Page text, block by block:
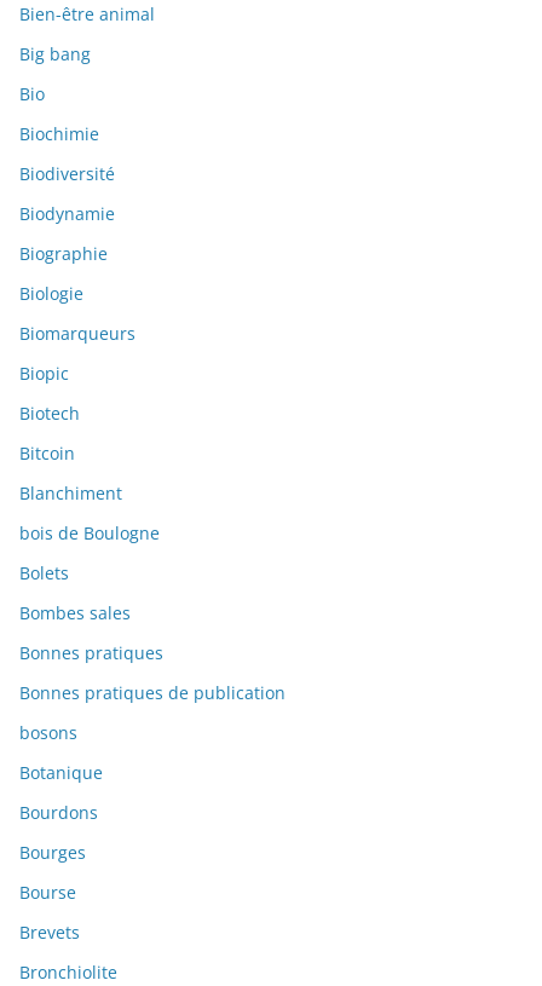
Bien-être animal
Big bang
Bio
Biochimie
Biodiversité
Biodynamie
Biographie
Biologie
Biomarqueurs
Biopic
Biotech
Bitcoin
Blanchiment
bois de Boulogne
Bolets
Bombes sales
Bonnes pratiques
Bonnes pratiques de publication
bosons
Botanique
Bourdons
Bourges
Bourse
Brevets
Bronchiolite